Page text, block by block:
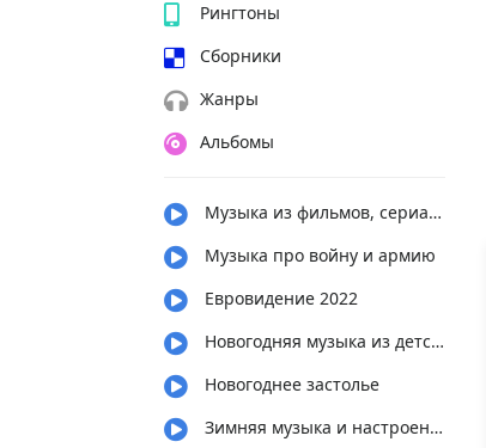
Рингтоны
Сборники
Жанры
Альбомы
Музыка из фильмов, сериалов, мультфильмов
Музыка про войну и армию
Евровидение 2022
Новогодняя музыка из детства
Новогоднее застолье
Зимняя музыка и настроение